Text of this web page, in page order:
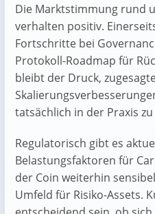
Die Marktstimmung rund
verhalten positiv.
Fortschritte bei
Protokoll-Roadmap für
bleibt der Druck,
tatsächlich in der Praxis
Regulatorisch gibt es
Belastungsfaktoren für
der Coin weiterhin
Umfeld für Risiko-Assets.